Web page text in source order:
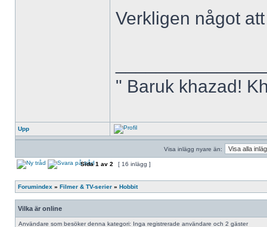
Verkligen något
" Baruk khazad!
Upp
Visa inlägg nyare än:
Sida1 av 2 [ 16 inlägg ]
Forumindex » Filmer & TV-serier » Hobbit
Vilka är online
Användare som besöker denna kategori: Inga registrerade användare och 2 gäster